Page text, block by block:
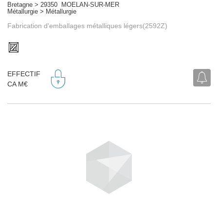
Bretagne > 29350 MOELAN-SUR-MER
Métallurgie > Métallurgie
Fabrication d'emballages métalliques légers(2592Z)
EFFECTIF
CA M€